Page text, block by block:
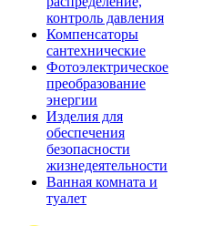
контроль давления
Компенсаторы
сантехнические
Фотоэлектрическое
преобразование
энергии
Изделия для
обеспечения
безопасности
жизнедеятельности
Ванная комната и
туалет